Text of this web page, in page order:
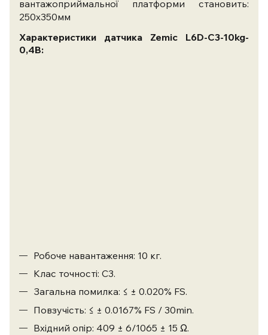
вантажоприймальної платформи становить:
250х350мм
Характеристики датчика Zemic L6D-C3-10kg-
0,4B:
Робоче навантаження: 10 кг.
Клас точності: C3.
Загальна помилка: ≤ ± 0.020% FS.
Повзучість: ≤ ± 0.0167% FS / 30min.
Вхідний опір: 409 ± 6/1065 ± 15 Ω.